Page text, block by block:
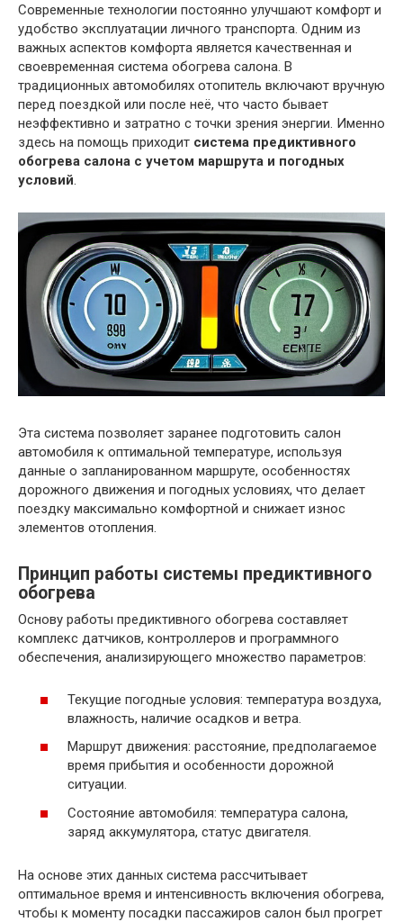
Современные технологии постоянно улучшают комфорт и
удобство эксплуатации личного транспорта. Одним из
важных аспектов комфорта является качественная и
своевременная система обогрева салона. В
традиционных автомобилях отопитель включают вручную
перед поездкой или после неё, что часто бывает
неэффективно и затратно с точки зрения энергии. Именно
здесь на помощь приходит система предиктивного
обогрева салона с учетом маршрута и погодных
условий.
Эта система позволяет заранее подготовить салон
автомобиля к оптимальной температуре, используя
данные о запланированном маршруте, особенностях
дорожного движения и погодных условиях, что делает
поездку максимально комфортной и снижает износ
элементов отопления.
Принцип работы системы предиктивного
обогрева
Основу работы предиктивного обогрева составляет
комплекс датчиков, контроллеров и программного
обеспечения, анализирующего множество параметров:
Текущие погодные условия: температура воздуха,
влажность, наличие осадков и ветра.
Маршрут движения: расстояние, предполагаемое
время прибытия и особенности дорожной
ситуации.
Состояние автомобиля: температура салона,
заряд аккумулятора, статус двигателя.
На основе этих данных система рассчитывает
оптимальное время и интенсивность включения обогрева,
чтобы к моменту посадки пассажиров салон был прогрет